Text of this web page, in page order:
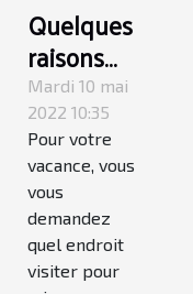
Quelques
raisons
de visiter
le
Camping
bassin
Arcachon
Mardi 10 mai
2022 10:35
Pour votre
vacance, vous
vous
demandez
quel endroit
visiter pour